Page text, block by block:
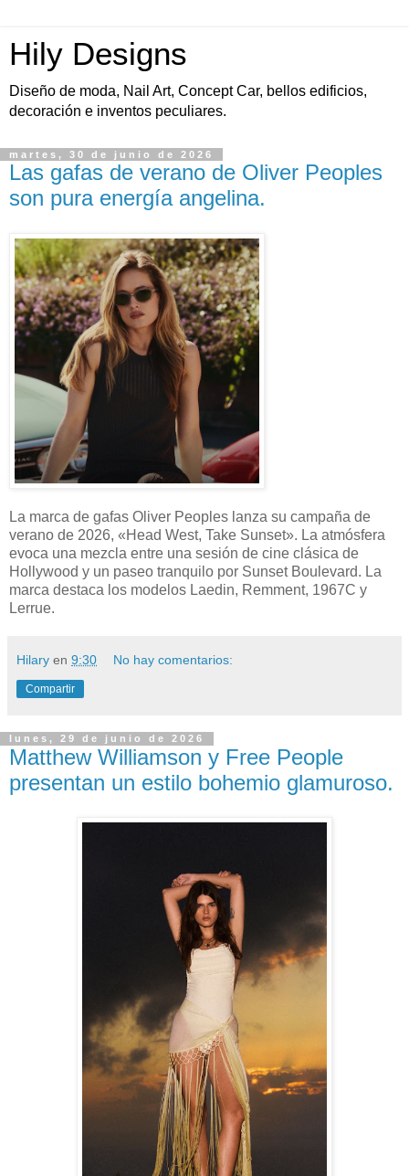
Hily Designs
Diseño de moda, Nail Art, Concept Car, bellos edificios,
decoración e inventos peculiares.
martes, 30 de junio de 2026
Las gafas de verano de Oliver Peoples
son pura energía angelina.
La marca de gafas Oliver Peoples lanza su campaña de
verano de 2026, «Head West, Take Sunset». La atmósfera
evoca una mezcla entre una sesión de cine clásica de
Hollywood y un paseo tranquilo por Sunset Boulevard. La
marca destaca los modelos Laedin, Remment, 1967C y
Lerrue.
Hilary en 9:30 No hay comentarios:
Compartir
lunes, 29 de junio de 2026
Matthew Williamson y Free People
presentan un estilo bohemio glamuroso.